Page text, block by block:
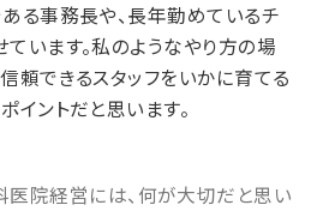
る事務長や、長年勤めているチ
います。私のようなやり方の場
頼できるスタッフをいかに育てる
イントだと思います。
医院経営には、何が大切だと思い